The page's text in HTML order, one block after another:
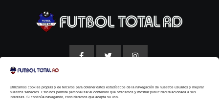
Utilizamos cookies propias y de terceros para obtener datos estadísticos de la navegación de nuestros usuarios y mejorar
nuestros servicios. Esto nos permite personalizar el contenido que ofrecemos y mostrar publicidad relacionada a sus
intereses. Si continúa navegando, consideramos que acepta su uso.
AVISO LEGAL